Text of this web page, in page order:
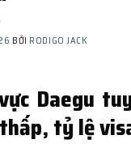
BỞI RODIGO JACK
Daegu
tỷ lệ